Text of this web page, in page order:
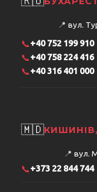
📍 вул.
📞+40 752 199 910
📞+40 758 224 416
📞+40 316 401 000
🇲🇩
📍 вул.
📞+373 22 844 744